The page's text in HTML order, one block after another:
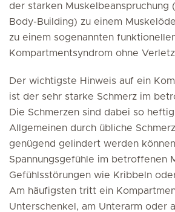
der starken Muskelbeanspruchung
Body-Building) zu einem
zu einem sogenannten
Kompartmentsyndrom ohne
Der wichtigste Hinweis auf ein
ist der sehr starke Schmerz im
Die Schmerzen sind dabei so
Allgemeinen durch übliche
genügend gelindert werden
Spannungsgefühle im betroffenen
Gefühlsstörungen wie Kribbeln
Am häufigsten tritt ein
Unterschenkel, am Unterarm oder